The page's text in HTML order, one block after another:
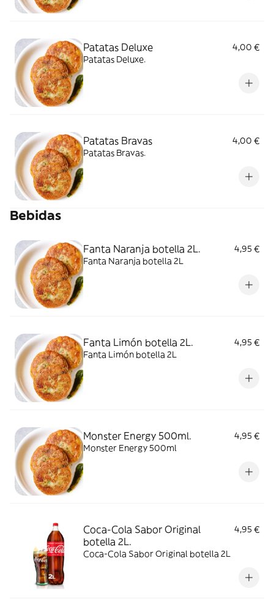
Patatas Deluxe
4,00 €
Patatas Deluxe.
Patatas Bravas
4,00 €
Patatas Bravas.
Bebidas
Fanta Naranja botella 2L.
4,95 €
Fanta Naranja botella 2L
Fanta Limón botella 2L.
4,95 €
Fanta Limón botella 2L
Monster Energy 500ml.
4,95 €
Monster Energy 500ml
Coca-Cola Sabor Original
botella 2L.
4,95 €
Coca-Cola Sabor Original botella 2L